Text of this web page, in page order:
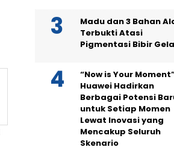
Madu dan 3 Bahan
Terbukti Atasi
Pigmentasi Bibir
“Now is Your
Huawei Hadirkan
Berbagai Potensi
untuk Setiap Momen
Lewat Inovasi yang
Mencakup Seluruh
Skenario